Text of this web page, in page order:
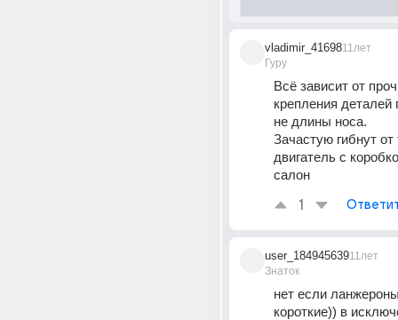
vladimir_41698
Гуру
11лет
Всё зависит от
крепления деталей
не длины носа.
Зачастую гибнут от
двигатель с
салон
1
user_184945639
Знаток
11лет
нет если
короткие)) в